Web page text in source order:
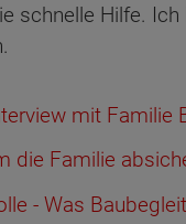
schnelle Hilfe.
mit Familie
die Familie
- Was